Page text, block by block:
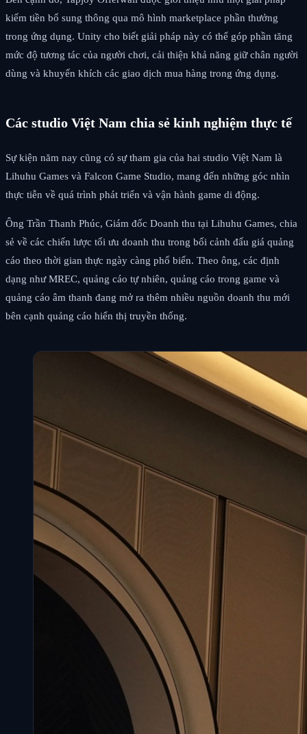
kiếm tiền bổ sung thông qua mô hình marketplace phần thưởng
trong ứng dụng. Unity cho biết giải pháp này có thể góp phần tăng
mức độ tương tác của người chơi, cải thiện khả năng giữ chân người
dùng và khuyến khích các giao dịch mua hàng trong ứng dụng.
Các studio Việt Nam chia sẻ kinh nghiệm thực tế
Sự kiện năm nay cũng có sự tham gia của hai studio Việt Nam là
Lihuhu Games và Falcon Game Studio, mang đến những góc nhìn
thực tiễn về quá trình phát triển và vận hành game di động.
Ông Trần Thanh Phúc, Giám đốc Doanh thu tại Lihuhu Games, chia
sẻ về các chiến lược tối ưu doanh thu trong bối cảnh đấu giá quảng
cáo theo thời gian thực ngày càng phổ biến. Theo ông, các định
dạng như MREC, quảng cáo tự nhiên, quảng cáo trong game và
quảng cáo âm thanh đang mở ra thêm nhiều nguồn doanh thu mới
bên cạnh quảng cáo hiển thị truyền thống.